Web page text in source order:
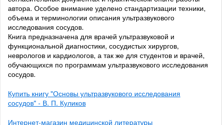
автора. Особое внимание уделено стандартизации техники,
объема и терминологии описания ультразвукового
исследования сосудов.
Книга предназначена для врачей ультразвуковой и
функциональной диагностики, сосудистых хирургов,
неврологов и кардиологов, а так же для студентов и врачей,
обучающихся по программам ультразвукового исследования
сосудов.
Купить книгу "Основы ультразвукового исследования
сосудов" - В. П. Куликов
Интернет-магазин медицинской литературы